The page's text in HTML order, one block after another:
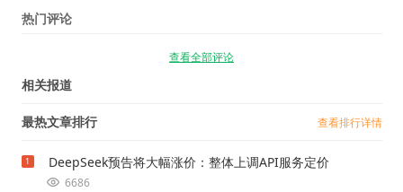
热门评论
查看全部评论
相关报道
最热文章排行 查看排行详情
1 DeepSeek预告将大幅涨价：整体上调API服务定价
6686